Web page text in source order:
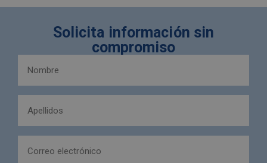
Solicita información sin
compromiso
apellidos
(Obligatorio)
(Obligatorio)